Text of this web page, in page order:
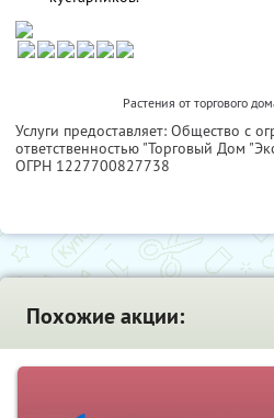
Растения от торгового
Услуги предоставляет: Общество с
ответственностью "Торговый Дом
ОГРН 1227700827738
Похожие акции: